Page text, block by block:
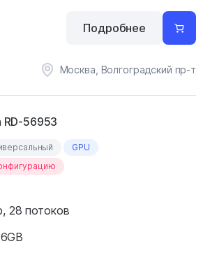
Москва, Волгоградский пр-т
Подробнее
56953
GPU
28 потоков